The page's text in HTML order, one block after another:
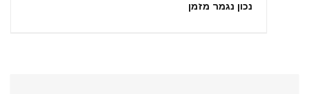
נכון נגמר מזמן